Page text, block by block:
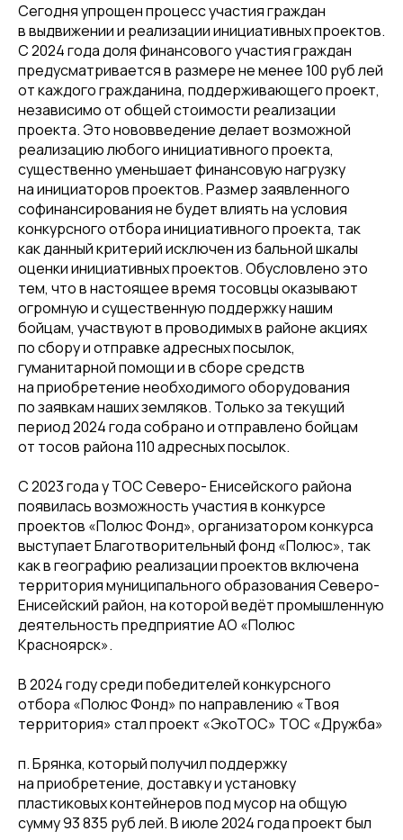
Сегодня упрощен процесс участия граждан
в выдвижении и реализации инициативных проектов.
С 2024 года доля финансового участия граждан
предусматривается в размере не менее 100 руб лей
от каждого гражданина, поддерживающего проект,
независимо от общей стоимости реализации
проекта. Это нововведение делает возможной
реализацию любого инициативного проекта,
существенно уменьшает финансовую нагрузку
на инициаторов проектов. Размер заявленного
софинансирования не будет влиять на условия
конкурсного отбора инициативного проекта, так
как данный критерий исключен из бальной шкалы
оценки инициативных проектов. Обусловлено это
тем, что в настоящее время тосовцы оказывают
огромную и существенную поддержку нашим
бойцам, участвуют в проводимых в районе акциях
по сбору и отправке адресных посылок,
гуманитарной помощи и в сборе средств
на приобретение необходимого оборудования
по заявкам наших земляков. Только за текущий
период 2024 года собрано и отправлено бойцам
от тосов района 110 адресных посылок.
С 2023 года у ТОС Северо- Енисейского района
появилась возможность участия в конкурсе
проектов «Полюс Фонд», организатором конкурса
выступает Благотворительный фонд «Полюс», так
как в географию реализации проектов включена
территория муниципального образования Северо-
Енисейский район, на которой ведёт промышленную
деятельность предприятие АО «Полюс
Красноярск».
В 2024 году среди победителей конкурсного
отбора «Полюс Фонд» по направлению «Твоя
территория» стал проект «ЭкоТОС» ТОС «Дружба»
п. Брянка, который получил поддержку
на приобретение, доставку и установку
пластиковых контейнеров под мусор на общую
сумму 93 835 руб лей. В июле 2024 года проект был